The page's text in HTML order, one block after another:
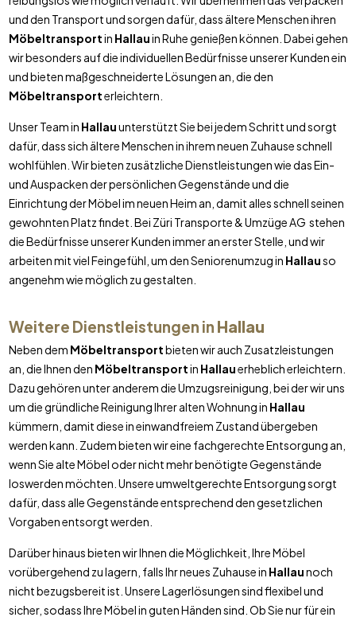
und den Transport und sorgen dafür, dass ältere Menschen ihren
Möbeltransportin Hallauin Ruhe genießen können. Dabei gehen
wir besonders auf die individuellen Bedürfnisse unserer Kunden ein
und bieten maßgeschneiderte Lösungen an, die den
Möbeltransporterleichtern.
Unser Team in Hallauunterstützt Sie bei jedem Schritt und sorgt
dafür, dass sich ältere Menschen in ihrem neuen Zuhause schnell
wohlfühlen. Wir bieten zusätzliche Dienstleistungen wie das Ein-
und Auspacken der persönlichen Gegenstände und die
Einrichtung der Möbel im neuen Heim an, damit alles schnell seinen
gewohnten Platz findet. Bei Züri Transporte & Umzüge AG stehen
die Bedürfnisse unserer Kunden immer an erster Stelle, und wir
arbeiten mit viel Feingefühl, um den Seniorenumzug in Hallauso
angenehm wie möglich zu gestalten.
Weitere Dienstleistungen in Hallau
Neben dem Möbeltransportbieten wir auch Zusatzleistungen
an, die Ihnen den Möbeltransportin Hallauerheblich erleichtern.
Dazu gehören unter anderem die Umzugsreinigung, bei der wir uns
um die gründliche Reinigung Ihrer alten Wohnung in Hallau
kümmern, damit diese in einwandfreiem Zustand übergeben
werden kann. Zudem bieten wir eine fachgerechte Entsorgung an,
wenn Sie alte Möbel oder nicht mehr benötigte Gegenstände
loswerden möchten. Unsere umweltgerechte Entsorgung sorgt
dafür, dass alle Gegenstände entsprechend den gesetzlichen
Vorgaben entsorgt werden.
Darüber hinaus bieten wir Ihnen die Möglichkeit, Ihre Möbel
vorübergehend zu lagern, falls Ihr neues Zuhause in Hallaunoch
nicht bezugsbereit ist. Unsere Lagerlösungen sind flexibel und
sicher, sodass Ihre Möbel in guten Händen sind. Ob Sie nur für ein